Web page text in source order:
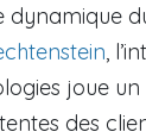
dynamique
,
joue
des